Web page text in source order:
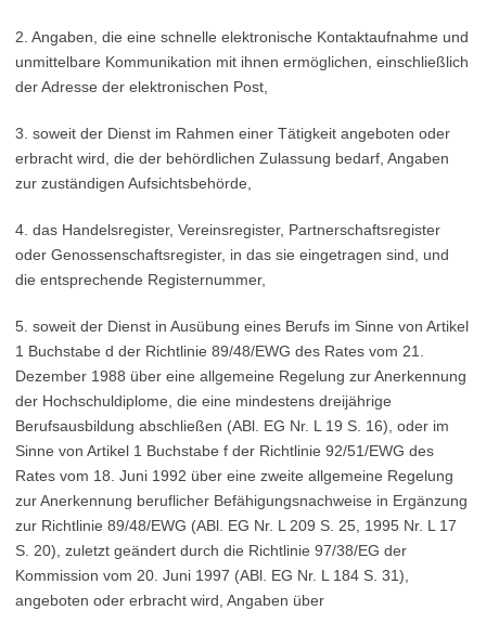
2. Angaben, die eine schnelle elektronische Kontaktaufnahme und
unmittelbare Kommunikation mit ihnen ermöglichen, einschließlich
der Adresse der elektronischen Post,
3. soweit der Dienst im Rahmen einer Tätigkeit angeboten oder
erbracht wird, die der behördlichen Zulassung bedarf, Angaben
zur zuständigen Aufsichtsbehörde,
4. das Handelsregister, Vereinsregister, Partnerschaftsregister
oder Genossenschaftsregister, in das sie eingetragen sind, und
die entsprechende Registernummer,
5. soweit der Dienst in Ausübung eines Berufs im Sinne von Artikel
1 Buchstabe d der Richtlinie 89/48/EWG des Rates vom 21.
Dezember 1988 über eine allgemeine Regelung zur Anerkennung
der Hochschuldiplome, die eine mindestens dreijährige
Berufsausbildung abschließen (ABl. EG Nr. L 19 S. 16), oder im
Sinne von Artikel 1 Buchstabe f der Richtlinie 92/51/EWG des
Rates vom 18. Juni 1992 über eine zweite allgemeine Regelung
zur Anerkennung beruflicher Befähigungsnachweise in Ergänzung
zur Richtlinie 89/48/EWG (ABl. EG Nr. L 209 S. 25, 1995 Nr. L 17
S. 20), zuletzt geändert durch die Richtlinie 97/38/EG der
Kommission vom 20. Juni 1997 (ABl. EG Nr. L 184 S. 31),
angeboten oder erbracht wird, Angaben über